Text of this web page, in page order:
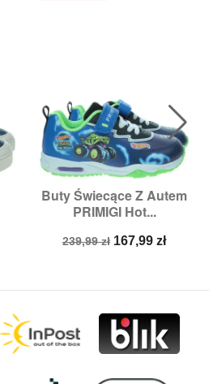
Buty Świecące Z Autem
PRIMIGI Hot...
Cena
239,99 zł Cena
167,99 zł